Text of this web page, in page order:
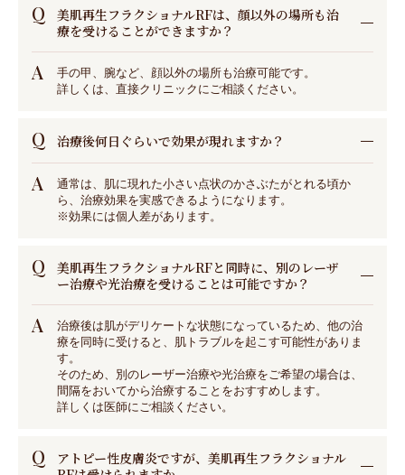
Q
美肌再生フラクショナルRFは、顔以外の場所も治
療を受けることができますか？
A
手の甲、腕など、顔以外の場所も治療可能です。
詳しくは、直接クリニックにご相談ください。
Q 治療後何日ぐらいで効果が現れますか？
A
通常は、肌に現れた小さい点状のかさぶたがとれる頃か
ら、治療効果を実感できるようになります。
※効果には個人差があります。
Q
美肌再生フラクショナルRFと同時に、別のレーザ
ー治療や光治療を受けることは可能ですか？
A
治療後は肌がデリケートな状態になっているため、他の治
療を同時に受けると、肌トラブルを起こす可能性がありま
す。
そのため、別のレーザー治療や光治療をご希望の場合は、
間隔をおいてから治療することをおすすめします。
詳しくは医師にご相談ください。
Q
アトピー性皮膚炎ですが、美肌再生フラクショナル